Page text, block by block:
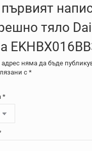
тяло
няма да бъде
с *
*